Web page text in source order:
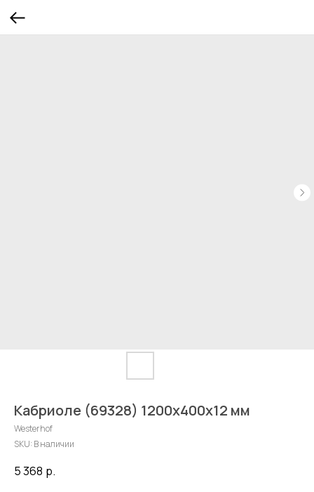
Кабриоле (69328) 1200х400х12 мм
Westerhof
SKU: В наличии
5 368 р.